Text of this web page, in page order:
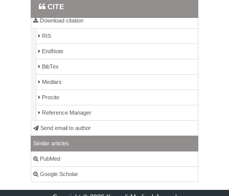
CITE
Full Text PDF
Download citation
RIS
EndNote
BibTex
Medlars
Procite
Reference Manager
Send email to author
Similar articles
PubMed
Google Scholar